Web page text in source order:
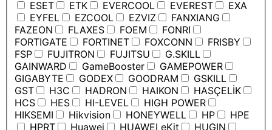
ESET
ETK EVERCOOL EVEREST
EXA
EYFEL
EZCOOL EZVIZ
FANXIANG
FAZEON
FLAXES FOEM
FONRI
FORTIGATE
FORTINET FOXCONN
FRISBY
FSP
FUJITRON FUJITSU
G.SKILL
GAINWARD
GameBooster
GAMEPOWER
GIGABYTE
GODEX GOODRAM
GSKILL
GST
H3C HADRON HAIKON
HASÇELİK
HCS
HES HI-LEVEL
HIGH POWER
HIKSEMI
Hikvision HONEYWELL HP
HPE
HPRT
Huawei HUAWEI eKit
HUGIN